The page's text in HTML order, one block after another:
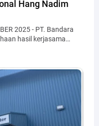
Hang Nadim
2025 - PT. Bandara
hasil kerjasama…